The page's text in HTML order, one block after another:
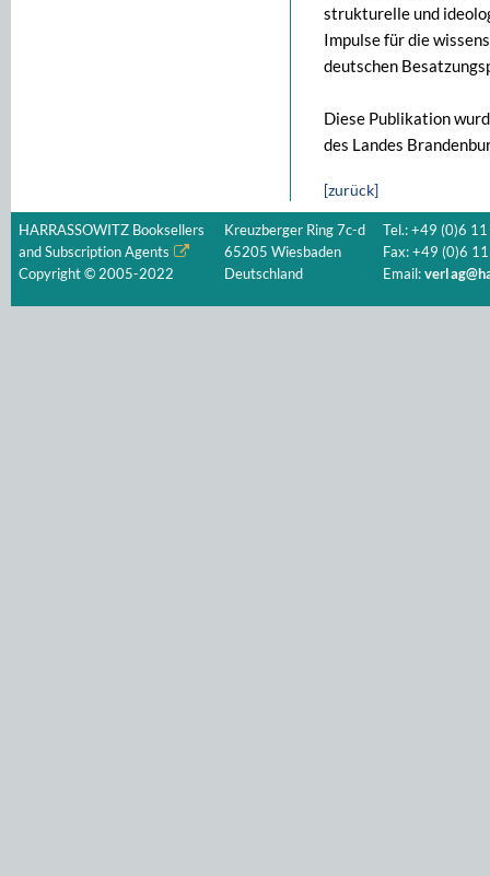
strukturelle und
Impulse für die
deutschen
Diese Publikation
des Landes
[zurück]
HARRASSOWITZ Booksellers
and Subscription Agents
Copyright © 2005-2022
Kreuzberger Ring 7c-d
65205 Wiesbaden
Deutschland
Tel.: +49 (0)6
Fax: +49 (0)6
Email: